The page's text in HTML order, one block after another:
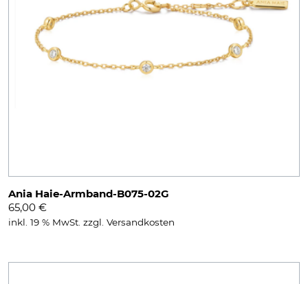
Ania Haie-Armband-B075-02G
65,00 €
inkl. 19 % MwSt. zzgl. Versandkosten